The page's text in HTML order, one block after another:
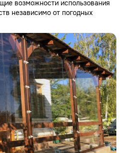
возможности использования
независимо от погодных